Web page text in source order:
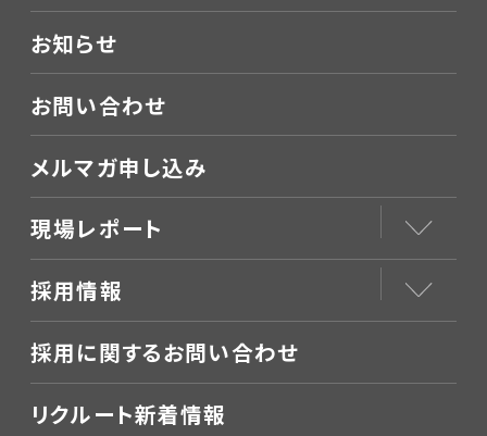
お知らせ
お問い合わせ
メルマガ申し込み
現場レポート
採用情報
採用に関するお問い合わせ
リクルート新着情報